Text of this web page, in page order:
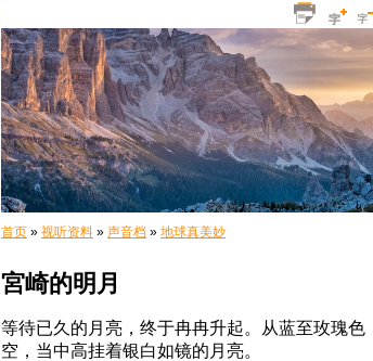
首页 » 视听资料 » 声音档 » 地球真美妙
宮崎的明月
等待已久的月亮，终于冉冉升起。从蓝至玫瑰
空，当中高挂着银白如镜的月亮。